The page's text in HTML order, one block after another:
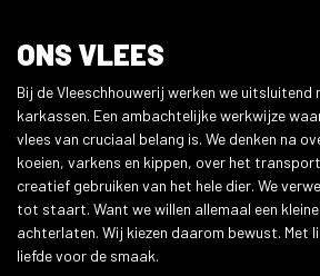
ONS VLEES
Bij de Vleeschhouwerij werken we uitsluitend
karkassen. Een ambachtelijke werkwijze
vlees van cruciaal belang is. We denken na
koeien, varkens en kippen, over het
creatief gebruiken van het hele dier. We
tot staart. Want we willen allemaal een
achterlaten. Wij kiezen daarom bewust. Met
liefde voor de smaak.